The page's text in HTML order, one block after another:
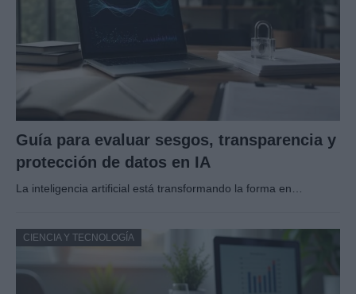
Guía para evaluar sesgos, transparencia y
protección de datos en IA
La inteligencia artificial está transformando la forma en…
CIENCIA Y TECNOLOGÍA